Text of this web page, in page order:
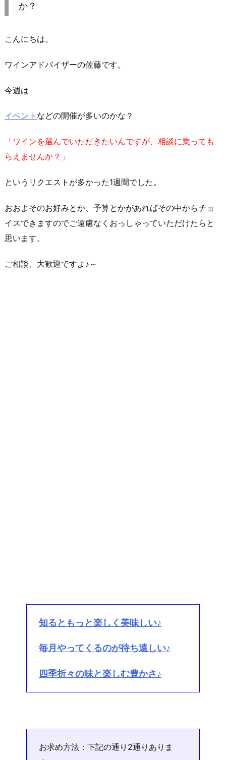
か？
こんにちは。
ワインアドバイザーの佐藤です。
今週は
イベント などの開催が多いのかな？
「ワインを選んでいただきたいんですが、相談に乗っても
らえませんか？」
というリクエストが多かった1週間でした。
おおよそのお好みとか、予算とかがあればその中からチョ
イスできますのでご遠慮なくおっしゃっていただけたらと
思います。
ご相談、大歓迎ですよ♪～
知るともっと楽しく美味しい♪
毎月やってくるのが待ち遠しい♪
四季折々の味と楽しむ豊かさ♪
お求め方法：下記の通り2通りありま